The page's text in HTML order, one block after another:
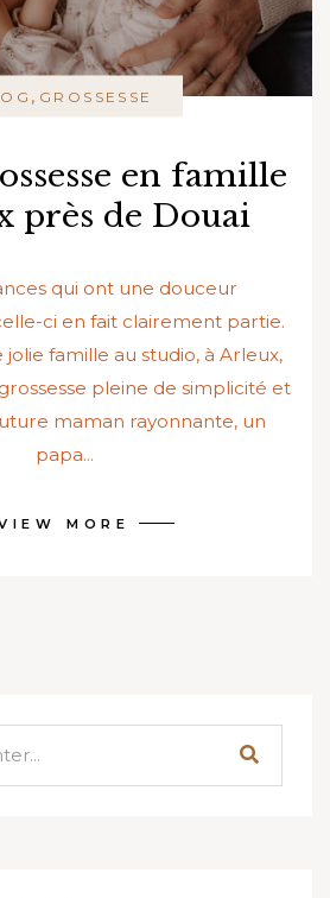
, GROSSESSE
en famille
près de Douai
qui ont une douceur
ci en fait clairement partie.
jolie famille au studio, à Arleux,
pleine de simplicité et
maman rayonnante, un
papa...
MORE